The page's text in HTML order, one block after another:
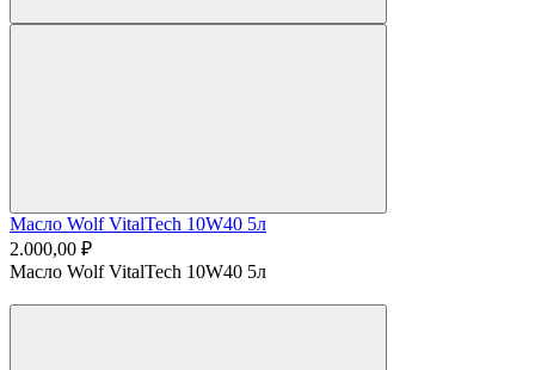
Масло Wolf VitalTech 10W40 5л
2.000,00 ₽
Масло Wolf VitalTech 10W40 5л